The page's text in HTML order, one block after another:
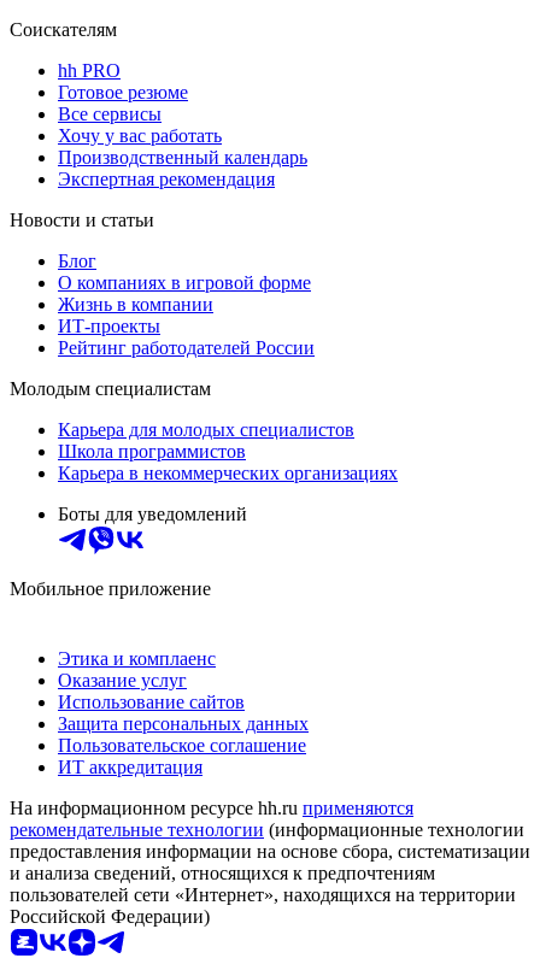
Соискателям
hh PRO
Готовое резюме
Все сервисы
Хочу у вас работать
Производственный календарь
Экспертная рекомендация
Новости и статьи
Блог
О компаниях в игровой форме
Жизнь в компании
ИТ-проекты
Рейтинг работодателей России
Молодым специалистам
Карьера для молодых специалистов
Школа программистов
Карьера в некоммерческих организациях
Боты для уведомлений
Мобильное приложение
Этика и комплаенс
Оказание услуг
Использование сайтов
Защита персональных данных
Пользовательское соглашение
ИТ аккредитация
На информационном ресурсе hh.ru применяются
рекомендательные технологии (информационные технологии
предоставления информации на основе сбора, систематизации
и анализа сведений, относящихся к предпочтениям
пользователей сети «Интернет», находящихся на территории
Российской Федерации)